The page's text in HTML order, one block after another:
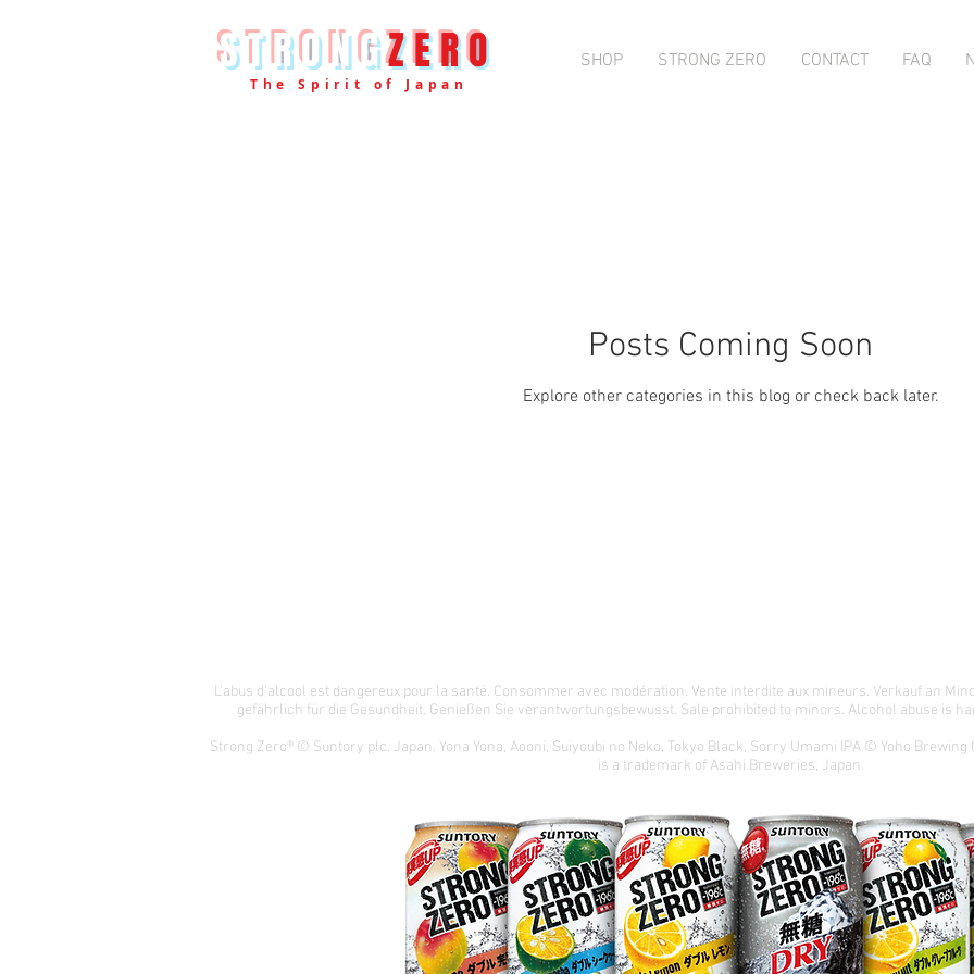
STRONGZERO
The Spirit of Japan
SHOP STRONG ZERO CONTACT FAQ
Posts Coming Soon
Explore other categories in this blog or check back later.
L'abus d'alcool est dangereux pour la santé. Consommer avec modération. Vente interdite aux mineurs. Verkauf an
gefährlich für die Gesundheit. Genießen Sie verantwortungsbewusst. Sale prohibited to minors. Alcohol abuse is
Strong Zero® © Suntory plc. Japan. Yona Yona, Aooni, Suiyoubi no Neko, Tokyo Black, Sorry Umami IPA © Yoho Brewing
is a trademark of Asahi Breweries, Japan.